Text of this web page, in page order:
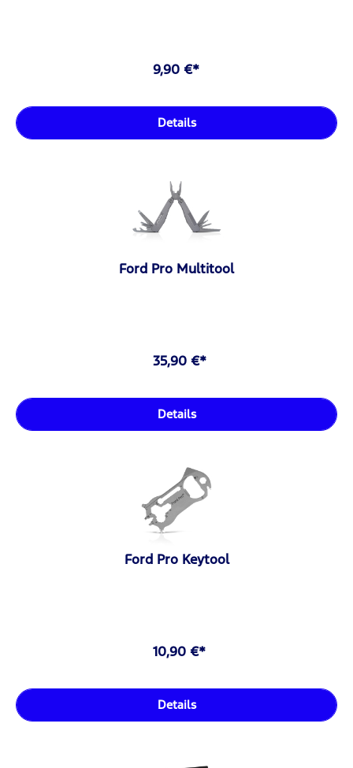
9,90 €*
Details
Ford Pro Multitool
35,90 €*
Details
Ford Pro Keytool
10,90 €*
Details